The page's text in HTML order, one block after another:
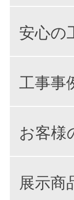
安心の
工事事
お客様
展示商